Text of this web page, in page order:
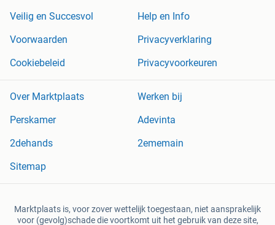
Veilig en Succesvol
Help en Info
Voorwaarden
Privacyverklaring
Cookiebeleid
Privacyvoorkeuren
Over Marktplaats
Werken bij
Perskamer
Adevinta
2dehands
2ememain
Sitemap
Marktplaats is, voor zover wettelijk toegestaan, niet aansprakelijk
voor (gevolg)schade die voortkomt uit het gebruik van deze site,